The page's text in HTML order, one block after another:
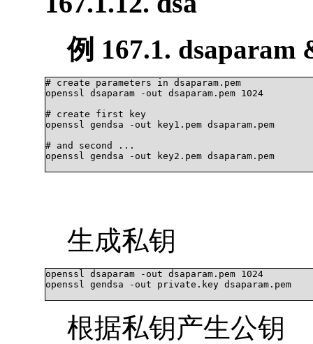
例 167.1. dsaparam
# create parameters in dsaparam.pem
openssl dsaparam -out dsaparam.pem 1024
# create first key
openssl gendsa -out key1.pem dsaparam.pem
# and second ...
openssl gendsa -out key2.pem dsaparam.pem
生成私钥
openssl dsaparam -out dsaparam.pem 1024
openssl gendsa -out private.key dsaparam.pem
根据私钥产生公钥